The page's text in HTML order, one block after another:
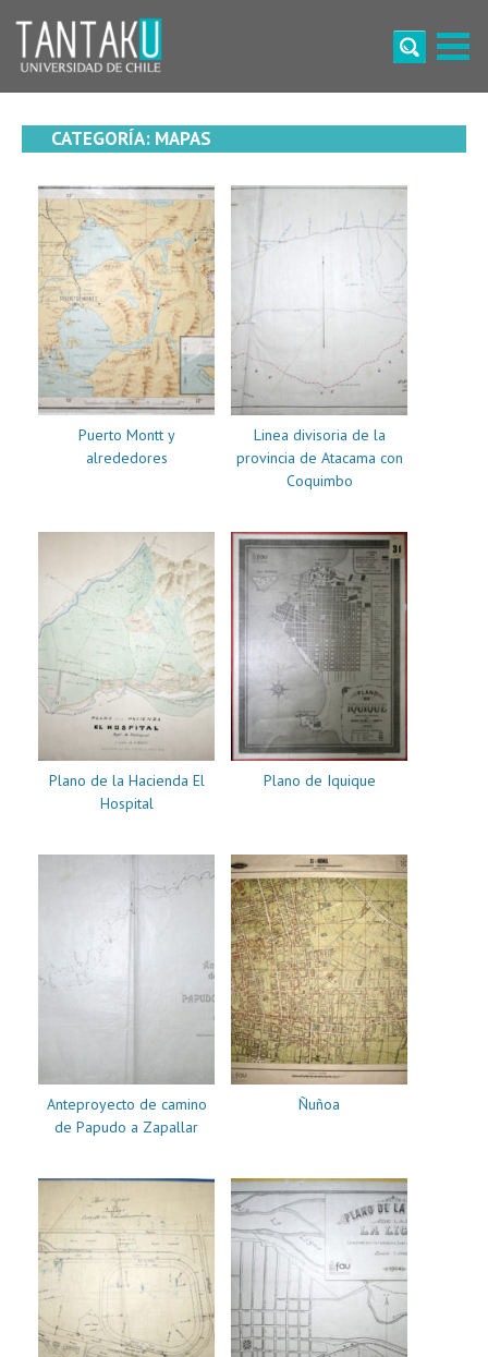
content
CATEGORÍA: MAPAS
Puerto Montt y
alrededores
Linea divisoria de la
provincia de Atacama con
Coquimbo
Plano de la Hacienda El
Hospital
Plano de Iquique
Anteproyecto de camino
de Papudo a Zapallar
Ñuñoa